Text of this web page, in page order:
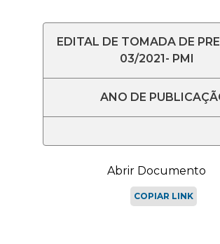
EDITAL DE TOMADA DE
03/2021- PMI
ANO DE
Abrir Documento
COPIAR LINK